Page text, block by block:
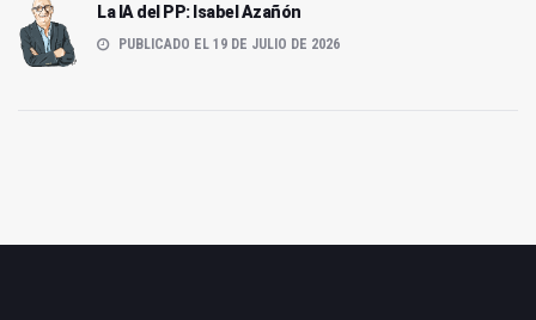
La IA del PP: Isabel Azañón
PUBLICADO EL 19 DE JULIO DE 2026